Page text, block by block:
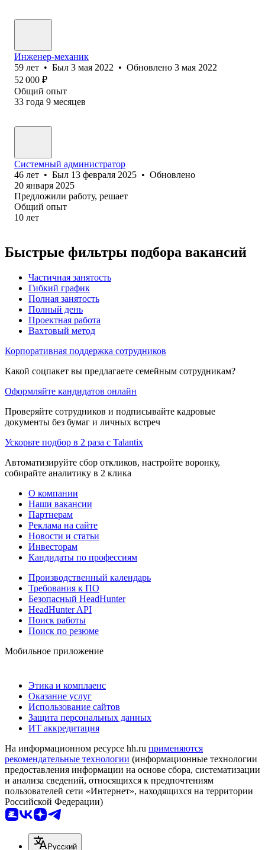
Инженер-механик
59 лет • Был 3 мая 2022 • Обновлено 3 мая 2022
52 000 ₽
Общий опыт
33 года 9 месяцев
Системный администратор
46 лет • Был 13 февраля 2025 • Обновлено
20 января 2025
Предложили работу, решает
Общий опыт
10 лет
Быстрые фильтры подбора вакансий
Частичная занятость
Гибкий график
Полная занятость
Полный день
Проектная работа
Вахтовый метод
Корпоративная поддержка сотрудников
Какой соцпакет вы предлагаете семейным сотрудникам?
Оформляйте кандидатов онлайн
Проверяйте сотрудников и подписывайте кадровые
документы без бумаг и личных встреч
Ускорьте подбор в 2 раза с Talantix
Автоматизируйте сбор откликов, настройте воронку,
собирайте аналитику в 2 клика
О компании
Наши вакансии
Партнерам
Реклама на сайте
Новости и статьи
Инвесторам
Кандидаты по профессиям
Производственный календарь
Требования к ПО
Безопасный HeadHunter
HeadHunter API
Поиск работы
Поиск по резюме
Мобильное приложение
Этика и комплаенс
Оказание услуг
Использование сайтов
Защита персональных данных
ИТ аккредитация
На информационном ресурсе hh.ru применяются
рекомендательные технологии (информационные технологии
предоставления информации на основе сбора, систематизации
и анализа сведений, относящихся к предпочтениям
пользователей сети «Интернет», находящихся на территории
Российской Федерации)
Русский